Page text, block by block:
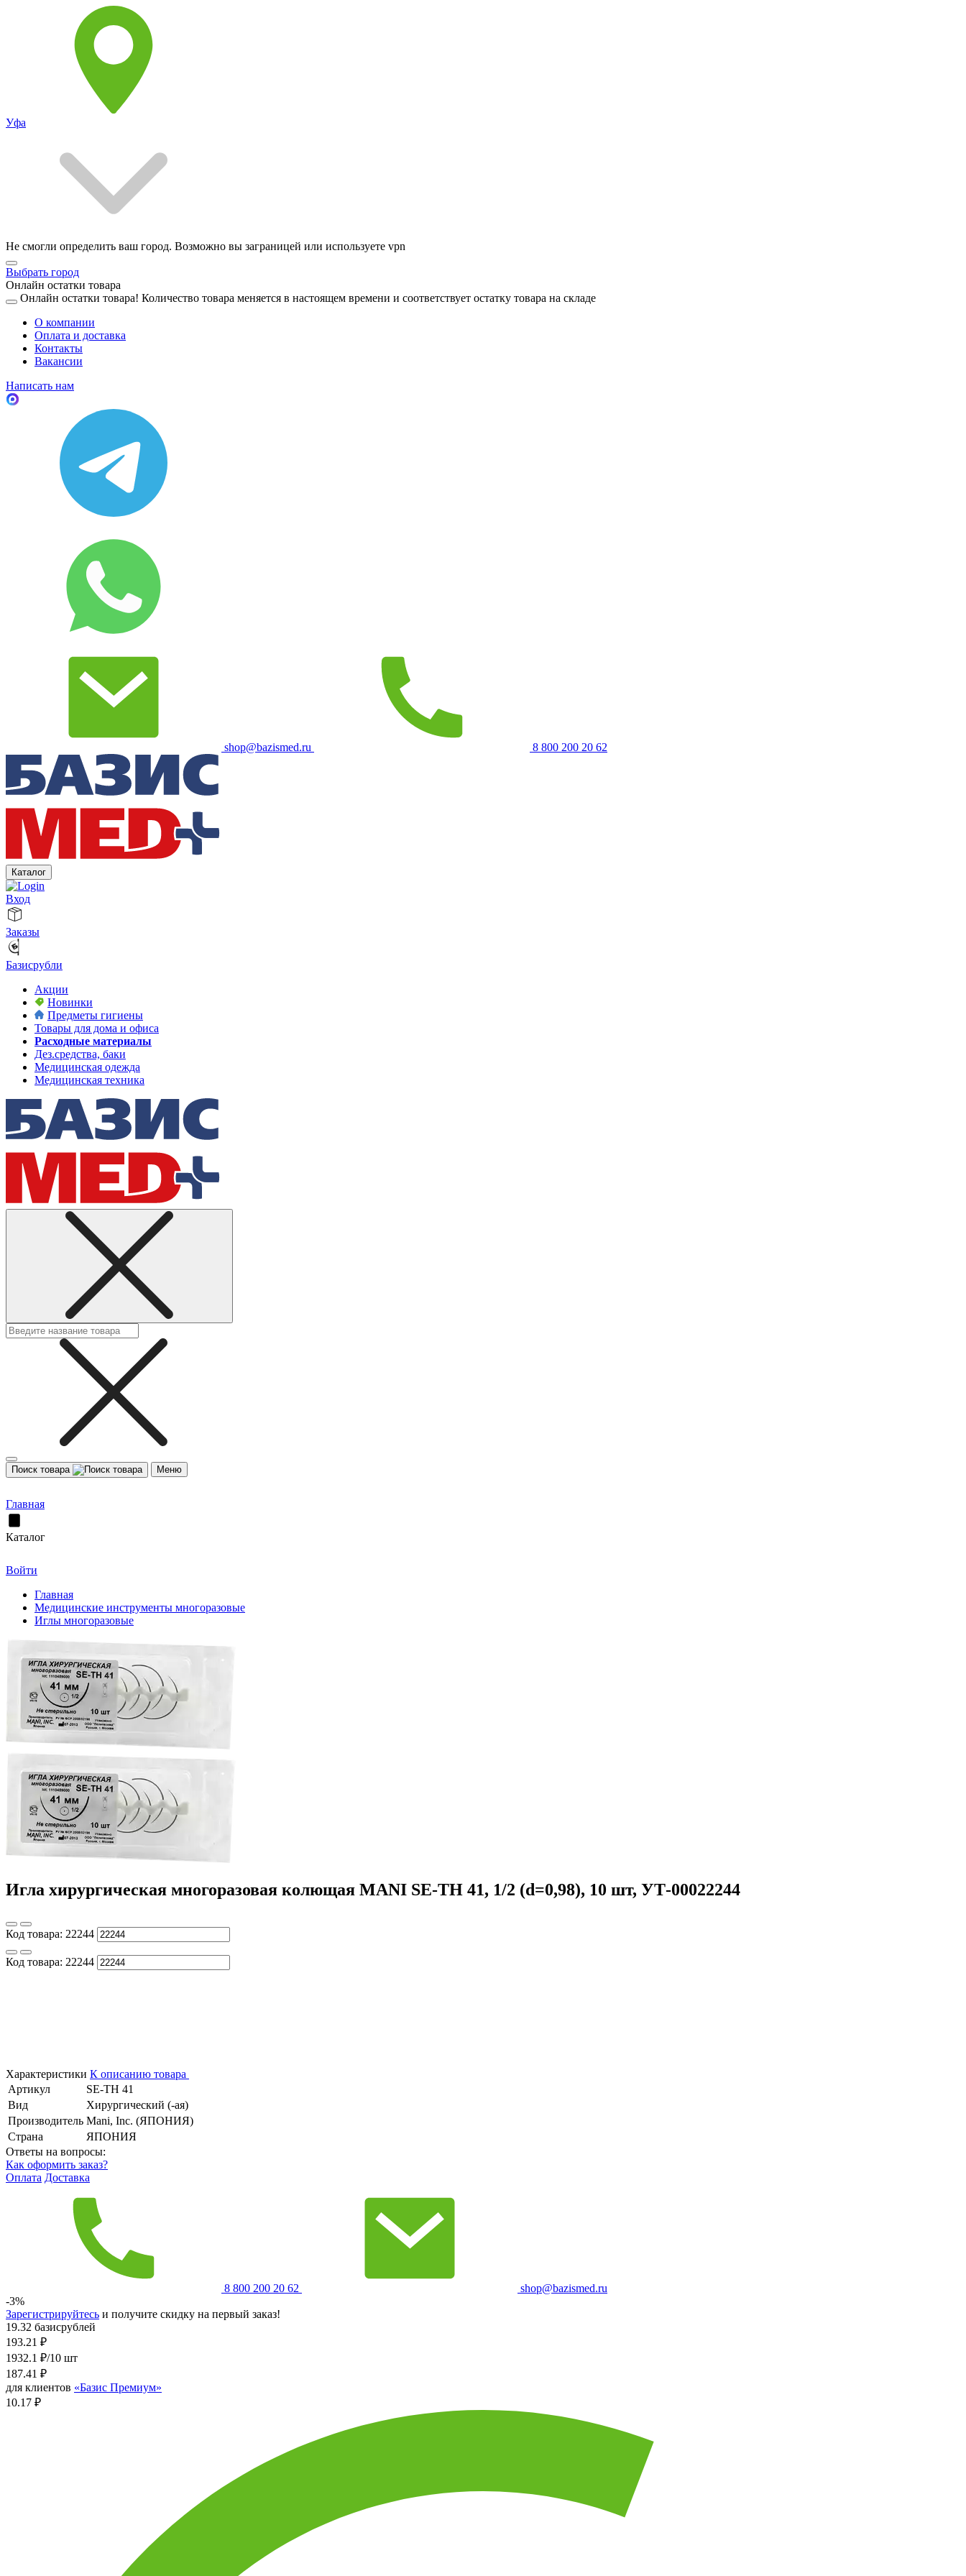
Уфа
Не смогли определить ваш город. Возможно вы заграницей или используете vpn
Выбрать город
Онлайн остатки товара
Онлайн остатки товара! Количество товара меняется в настоящем времени и соответствует остатку товара на складе
О компании
Оплата и доставка
Контакты
Вакансии
Написать нам
shop@bazismed.ru 8 800 200 20 62
Каталог
Вход
Заказы
Базисрубли
Акции
Новинки
Предметы гигиены
Товары для дома и офиса
Расходные материалы
Дез.средства, баки
Медицинская одежда
Медицинская техника
Поиск товара Меню
Главная
Каталог
Войти
Главная
Медицинские инструменты многоразовые
Иглы многоразовые
Игла хирургическая многоразовая колющая MANI SE-TH 41, 1/2 (d=0,98), 10 шт, УТ-00022244
Код товара: 22244
Код товара: 22244
Характеристики К описанию товара
Артикул
SE-TH 41
Вид
Хирургический (-ая)
Производитель Mani, Inc. (ЯПОНИЯ)
Страна
ЯПОНИЯ
Ответы на вопросы:
Как оформить заказ?
Оплата Доставка
8 800 200 20 62
shop@bazismed.ru
-3%
Зарегистрируйтесь и получите скидку на первый заказ!
19.32 базисрублей
193.21 ₽
1932.1 ₽/10 шт
187.41 ₽
для клиентов «Базис Премиум»
10.17 ₽